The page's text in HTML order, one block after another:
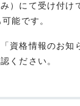
）にて受け付け
能です。
資格情報のお知
ください。